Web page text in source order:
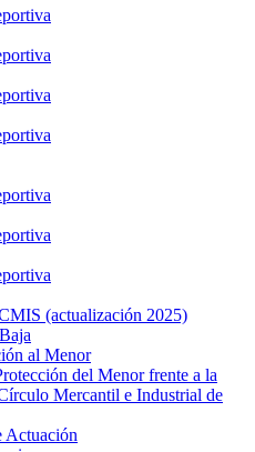
(actualización 2025)
al Menor
del Menor frente a la
Mercantil e Industrial de
Actuación